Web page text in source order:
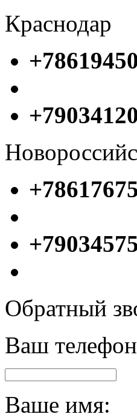
Краснодар
Обратный
Ваш
Ваше имя: